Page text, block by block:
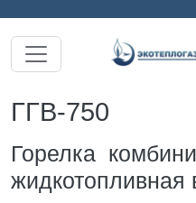
ГГВ-750
Горелка
жидкотопливная